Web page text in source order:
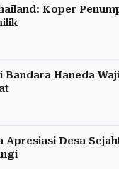
Koper
Bandara Haneda
Apresiasi Desa